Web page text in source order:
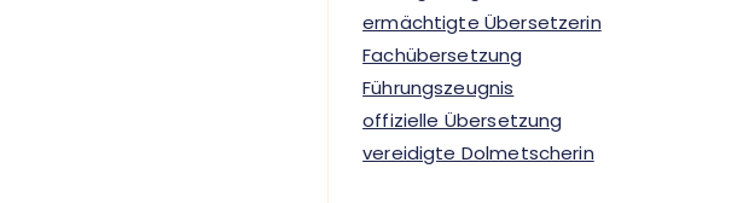
ermächtigte Übersetzerin
Fachübersetzung
Führungszeugnis
offizielle Übersetzung
vereidigte Dolmetscherin